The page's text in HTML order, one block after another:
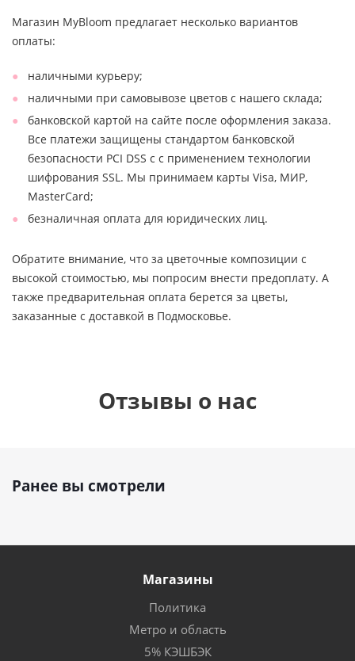
Магазин MyBloom предлагает несколько вариантов
оплаты:
наличными курьеру;
наличными при самовывозе цветов с нашего склада;
банковской картой на сайте после оформления заказа.
Все платежи защищены стандартом банковской
безопасности PCI DSS с с применением технологии
шифрования SSL. Мы принимаем карты Visa, МИР,
MasterCard;
безналичная оплата для юридических лиц.
Обратите внимание, что за цветочные композиции с
высокой стоимостью, мы попросим внести предоплату. А
также предварительная оплата берется за цветы,
заказанные с доставкой в Подмосковье.
Отзывы о нас
Ранее вы смотрели
Магазины
Политика
Метро и область
5% КЭШБЭК